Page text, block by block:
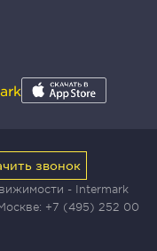
- Intermark
+7 (495) 252 00
звонок